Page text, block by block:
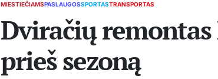
POSTED
MIESTIEČIAMSPASLAUGOSSPORTASTRANSPORTAS
Dviračių
prieš sezoną